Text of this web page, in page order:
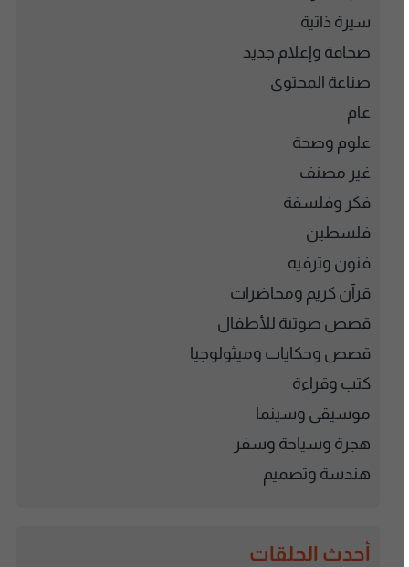
سيرة ذاتية
صحافة وإعلام جديد
صناعة المحتوى
عام
علوم وصحة
غير مصنف
فكر وفلسفة
فلسطين
فنون وترفيه
قرآن كريم ومحاضرات
قصص صوتية للأطفال
قصص وحكايات وميثولوجيا
كتب وقراءة
موسيقى وسينما
هجرة وسياحة وسفر
هندسة وتصميم
أحدث الحلقات